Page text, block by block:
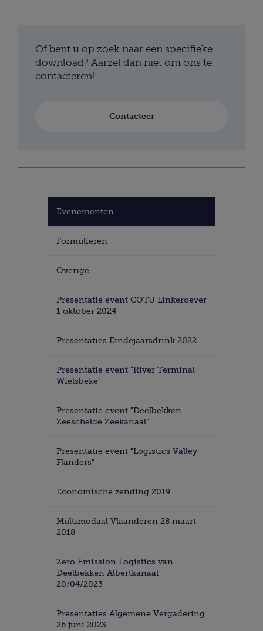
Of bent u op zoek naar een specifieke
download? Aarzel dan niet om ons te
contacteren!
Contacteer
Evenementen
Formulieren
Overige
Presentatie event COTU Linkeroever
1 oktober 2024
Presentaties Eindejaarsdrink 2022
Presentatie event "River Terminal
Wielsbeke"
Presentatie event "Deelbekken
Zeeschelde Zeekanaal"
Presentatie event "Logistics Valley
Flanders"
Economische zending 2019
Multimodaal Vlaanderen 28 maart
2018
Zero Emission Logistics van
Deelbekken Albertkanaal
20/04/2023
Presentaties Algemene Vergadering
26 juni 2023